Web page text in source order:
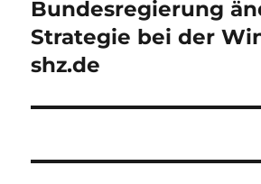
Beitrag:
Bundesregierung
Strategie bei der
shz.de